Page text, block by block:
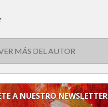
MÁS DEL AUTOR
A NUESTRO NEWSLETTER